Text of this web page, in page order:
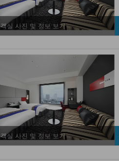
객실 사진 및 정보 보기
객실 사진 및 정보 보기